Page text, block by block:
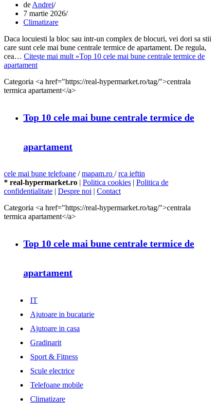
de Andrei
7 martie 2026
Climatizare
Daca locuiesti la bloc sau intr-un complex de blocuri, vei dori sa stii
care sunt cele mai bune centrale termice de apartament. De regula,
cea… Citește mai mult »Top 10 cele mai bune centrale termice de
apartament
Categoria <a href="https://real-hypermarket.ro/tag/">centrala
termica apartament</a>
Top 10 cele mai bune centrale termice de
apartament
cele mai bune telefoane /mapam.ro /rca ieftin
* real-hypermarket.ro | Politica cookies | Politica de
confidentialitate | Despre noi | Contact
Categoria <a href="https://real-hypermarket.ro/tag/">centrala
termica apartament</a>
Top 10 cele mai bune centrale termice de
apartament
IT
Ajutoare in bucatarie
Ajutoare in casa
Gradinarit
Sport & Fitness
Scule electrice
Telefoane mobile
Climatizare